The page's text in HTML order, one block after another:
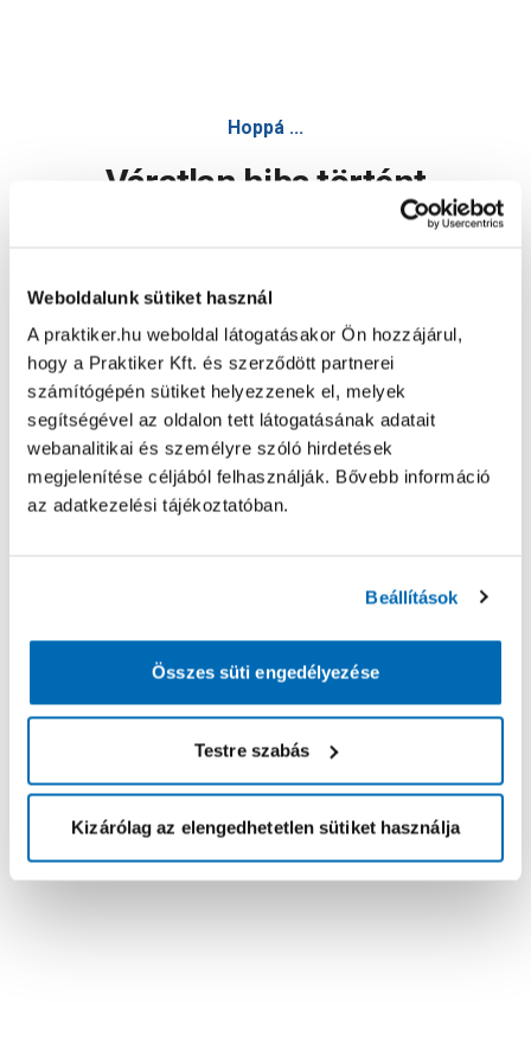
Weboldalunk sütiket használ
A praktiker.hu weboldal látogatásakor Ön hozzájárul,
hogy a Praktiker Kft. és szerződött partnerei
számítógépén sütiket helyezzenek el, melyek
segítségével az oldalon tett látogatásának adatait
webanalitikai és személyre szóló hirdetések
megjelenítése céljából felhasználják. Bővebb információ
az adatkezelési tájékoztatóban.
Beállítások
Összes süti engedélyezése
Testre szabás
Kizárólag az elengedhetetlen sütiket használja
Hoppá ...
Váratlan hiba történt
Oldal újratöltése